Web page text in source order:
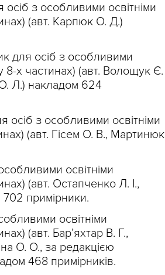
осіб з особливими освітніми
(авт. Карпюк О. Д.)
для осіб з особливими
8-х частинах) (авт. Волощук Є.
Л.) накладом 624
осіб з особливими освітніми
(авт. Гісем О. В., Мартинюк
освітніми
(авт. Остапченко Л. І.,
примірники.
освітніми
(авт. Бар’яхтар В. Г.,
О. О., за редакцією
468 примірників.